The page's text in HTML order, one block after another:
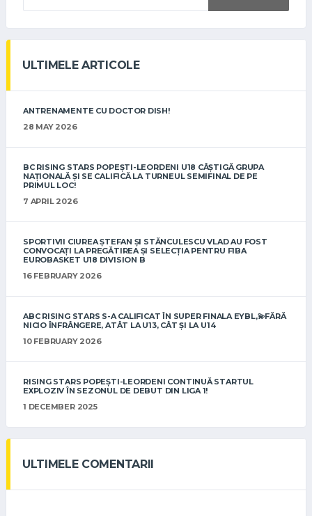
ULTIMELE ARTICOLE
ANTRENAMENTE CU DOCTOR DISH!
28 MAY 2026
BC RISING STARS POPEȘTI-LEORDENI U18 CÂȘTIGĂ GRUPA
NAȚIONALĂ ȘI SE CALIFICĂ LA TURNEUL SEMIFINAL DE PE
PRIMUL LOC!
7 APRIL 2026
SPORTIVII CIUREA ȘTEFAN ȘI STĂNCULESCU VLAD AU FOST
CONVOCAȚI LA PREGĂTIREA ȘI SELECȚIA PENTRU FIBA
EUROBASKET U18 DIVISION B
16 FEBRUARY 2026
ABC RISING STARS S-A CALIFICAT ÎN SUPER FINALA EYBL,💫FĂRĂ
NICIO ÎNFRÂNGERE, ATÂT LA U13, CÂT ȘI LA U14
10 FEBRUARY 2026
RISING STARS POPEȘTI-LEORDENI CONTINUĂ STARTUL
EXPLOZIV ÎN SEZONUL DE DEBUT DIN LIGA 1!
1 DECEMBER 2025
ULTIMELE COMENTARII